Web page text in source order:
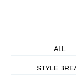
ALL
STYLE